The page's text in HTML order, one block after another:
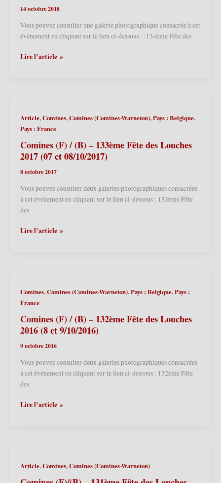
historique
des
Louches
14 octobre 2018
Vous pouvez consulter une galerie photographique consacrée à cet
événement en cliquant sur le lien ci-dessous : :134ème Fête des
Comines
Fête
des
Louches
2018
Lire l’article »
Article,Comines,Comines (Comines-Warneton),Pays : Belgique,
Pays : France
Comines (F) / (B) – 133ème Fête des Louches
2017 (07 et 08/10/2017)
8 octobre 2017
Vous pouvez consulter deux galeries photographiques consacrées
à cet événement en cliquant sur le lien ci-dessous : 133ème Fête
des
Comines
Fête
des
Louches
2017
et
08/10/2017)
Lire l’article »
Comines,Comines (Comines-Warneton),Pays : Belgique,Pays :
France
Comines (F) / (B) – 132ème Fête des Louches
2016 (8 et 9/10/2016)
9 octobre 2016
Vous pouvez consulter deux galeries photographiques consacrées
à cet événement en cliquant sur le lien ci-dessous : 132ème Fête
des
Comines
Fête
des
Lire l’article »
Article,Comines,Comines (Comines-Warneton)